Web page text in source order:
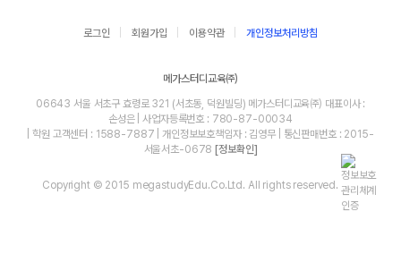
로그인 회원가입 이용약관 개인정보처리방침
메가스터디교육㈜
06643 서울 서초구 효령로 321 (서초동, 덕원빌딩) 메가스터디교육㈜ 대표이사 :
손성은 | 사업자등록번호 : 780-87-00034
| 학원 고객센터 : 1588-7887 | 개인정보보호책임자 : 김영무 | 통신판매번호 : 2015-
서울서초-0678 [정보확인]
Copyright © 2015 megastudyEdu.Co.Ltd. All rights reserved.